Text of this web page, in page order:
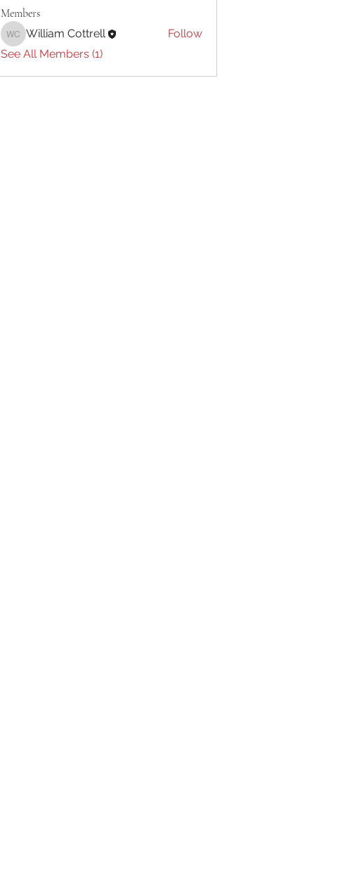
Members
William Cottrell
William Cottrell
Follow
See All Members (1)